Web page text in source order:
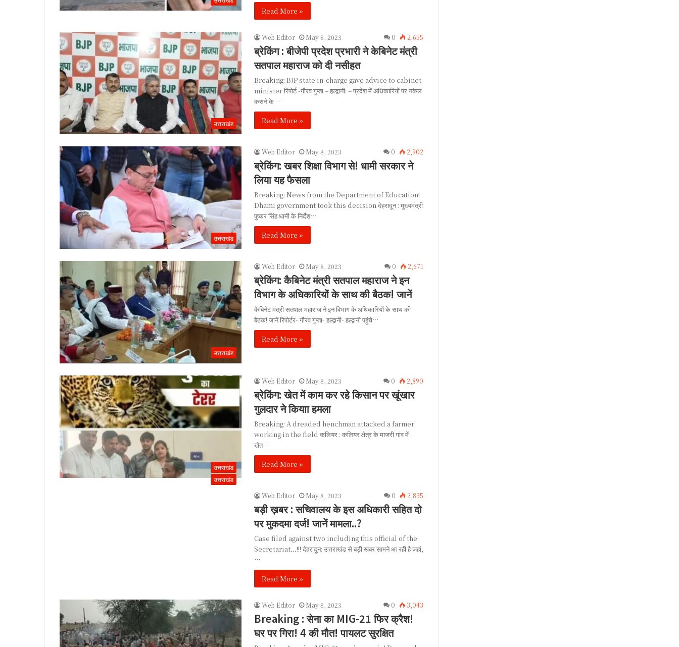
Read More »
उत्तराखंड
Web Editor May 8, 2023 0 2,655
ब्रेकिंग : बीजेपी प्रदेश प्रभारी ने केबिनेट मंत्री
सतपाल महाराज को दी नसीहत
Breaking: BJP state in-charge gave advice to cabinet
minister रिपोर्ट -गौरव गुप्ता – हल्द्वानी: – प्रदेश में अधिकारियों पर नकेल
कसने के…
Read More »
उत्तराखंड
Web Editor May 8, 2023 0 2,902
ब्रेकिंग: खबर शिक्षा विभाग से! धामी सरकार ने
लिया यह फैसला
Breaking: News from the Department of Education!
Dhami government took this decision देहरादून : मुख्यमंत्री
पुष्कर सिंह धामी के निर्देश…
Read More »
उत्तराखंड
Web Editor May 8, 2023 0 2,671
ब्रेकिंग: कैबिनेट मंत्री सतपाल महाराज ने इन
विभाग के अधिकारियों के साथ की बैठक! जानें
कैबिनेट मंत्री सतपाल महाराज ने इन विभाग के अधिकारियों के साथ की
बैठक! जानें रिपोर्टर- गौरव गुप्ता- हल्द्वानी- हल्द्वानी पहुंचे…
Read More »
उत्तराखंड
Web Editor May 8, 2023 0 2,890
ब्रेकिंग: खेत में काम कर रहे किसान पर खूंखार
गुलदार ने कियाा हमला
Breaking: A dreaded henchman attacked a farmer
working in the field कलियर : कलियर क्षेत्र के माजरी गांव में
खेत…
Read More »
उत्तराखंड
Web Editor
May 8, 2023 0 2,835
बड़ी ख़बर : सचिवालय के इस अधिकारी सहित दो
पर मुकदमा दर्ज! जानें मामला..?
Case filed against two including this official of the
Secretariat…!!! देहरादून: उत्तराखंड से बड़ी खबर सामने आ रही है जहां,
…
Read More »
Web Editor May 8, 2023 0 3,043
Breaking : सेना का MIG-21 फिर क्रैश!
घर पर गिरा! 4 की मौत! पायलट सुरक्षित